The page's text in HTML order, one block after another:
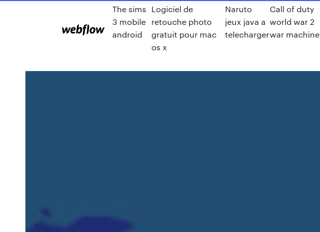
The sims
3 mobile
android
Logiciel de
retouche photo
gratuit pour mac
os x
Naruto
jeux java a
telecharger
Call of duty
world war 2
war machine